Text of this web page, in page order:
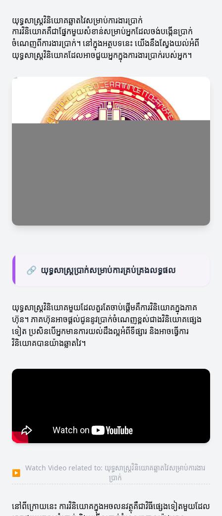
យុទ្ធសាស្ត្រវិនិយោគឆ្លាតវៃសម្រាប់ការងារប្រាក់
ការវិនិយោគគឺជាផ្នែកមួយសំខាន់សម្រាប់អ្នកដែលចង់បង្កើនប្រាក់
ចំណេញពីការងារប្រាក់។ នៅក្នុងអត្ថបទនេះ យើងនឹងស្វែងយល់អំពី
យុទ្ធសាស្ត្រវិនិយោគដែលអាចជួយអ្នកក្នុងការងារប្រាក់របស់អ្នក។
🔗 យុទ្ធសាស្ត្រប្រាក់សម្រាប់ការគ្រប់គ្រងលទ្ធផល
យុទ្ធសាស្ត្រវិនិយោគមួយដែលគួរតែចាប់ផ្តើមគឺការវិនិយោគក្នុងភាគ
ហ៊ុន។ ភាគហ៊ុនអាចផ្តល់ជូននូវប្រាក់ចំណេញខ្ពស់ជាងវិនិយោគផ្សេង
ទៀត ប្រសិនបើអ្នកមានការយល់ដឹងល្អអំពីទីផ្សារ និងអាចធ្វើការ
វិនិយោគបានយ៉ាងឆ្លាតវៃ។
▶
Watch Video related to: យុទ្ធសាស្ត្រវិនិយោគឆ្លាតវៃសម្រាប់ការងារ
ប្រាក់
នៅពីក្រោយនេះ ការវិនិយោគក្នុងអចលនវត្ថុគឺជាវិធីផ្សេងទៀតមួយដែល